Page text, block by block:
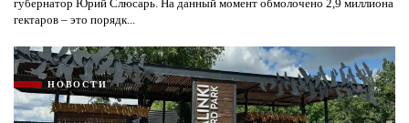
губернатор Юрий Слюсарь. На данный момент обмолочено 2,9 миллиона
гектаров – это порядк...
НОВОСТИ